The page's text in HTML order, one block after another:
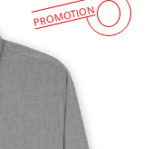
PROMOTION